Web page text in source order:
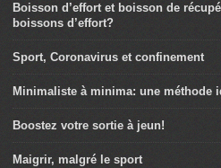
Boisson d’effort et boisson de
boissons d’effort?
Sport, Coronavirus et confinement
Minimaliste à minima: une méthode
Boostez votre sortie à jeun!
Maigrir, malgré le sport